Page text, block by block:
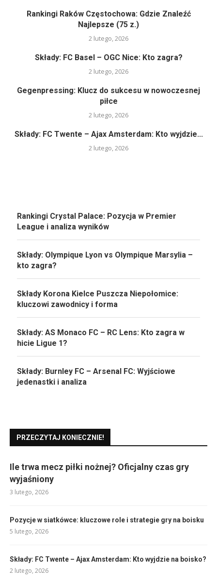
Rankingi Raków Częstochowa: Gdzie Znaleźć
Najlepsze (75 z.)
2 lutego, 2026
Składy: FC Basel – OGC Nice: Kto zagra?
2 lutego, 2026
Gegenpressing: Klucz do sukcesu w nowoczesnej
piłce
2 lutego, 2026
Składy: FC Twente – Ajax Amsterdam: Kto wyjdzie...
2 lutego, 2026
Rankingi Crystal Palace: Pozycja w Premier
League i analiza wyników
Składy: Olympique Lyon vs Olympique Marsylia –
kto zagra?
Składy Korona Kielce Puszcza Niepołomice:
kluczowi zawodnicy i forma
Składy: AS Monaco FC – RC Lens: Kto zagra w
hicie Ligue 1?
Składy: Burnley FC – Arsenal FC: Wyjściowe
jedenastki i analiza
PRZECZYTAJ KONIECZNIE!
Ile trwa mecz piłki nożnej? Oficjalny czas gry
wyjaśniony
3 lutego, 2026
Pozycje w siatkówce: kluczowe role i strategie gry na boisku
5 lutego, 2026
Składy: FC Twente – Ajax Amsterdam: Kto wyjdzie na boisko?
2 lutego, 2026